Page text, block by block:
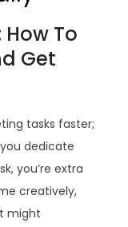
To
Get
tasks faster;
dedicate
you’re extra
creatively,
might